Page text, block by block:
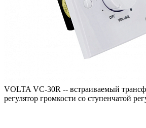
VOLTA VC-30R -- встраиваемый
регулятор громкости со ступенчатой